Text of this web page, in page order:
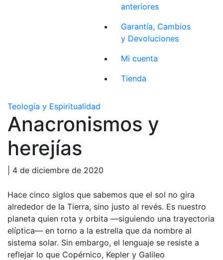
anteriores
Garantía, Cambios
y Devoluciones
Mi cuenta
Tienda
Teología y Espiritualidad
Anacronismos y
herejías
| 4 de diciembre de 2020
Hace cinco siglos que sabemos que el sol no gira
alrededor de la Tierra, sino justo al revés. Es nuestro
planeta quien rota y orbita —siguiendo una trayectoria
elíptica— en torno a la estrella que da nombre al
sistema solar. Sin embargo, el lenguaje se resiste a
reflejar lo que Copérnico, Kepler y Galileo